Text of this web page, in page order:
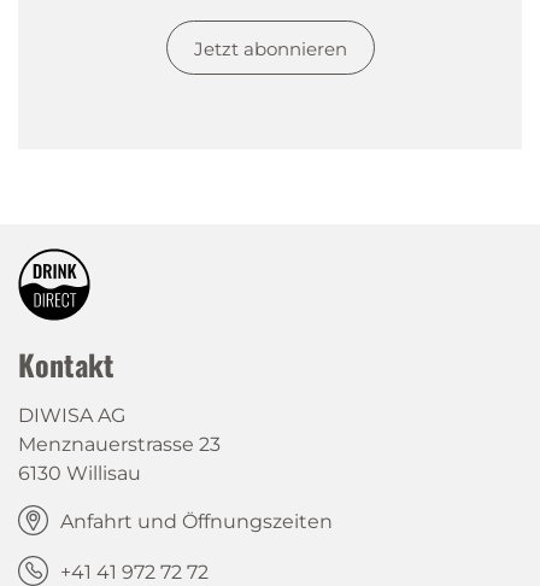
Jetzt abonnieren
Kontakt
DIWISA AG
Menznauerstrasse 23
6130 Willisau
Anfahrt und Öffnungszeiten
+41 41 972 72 72